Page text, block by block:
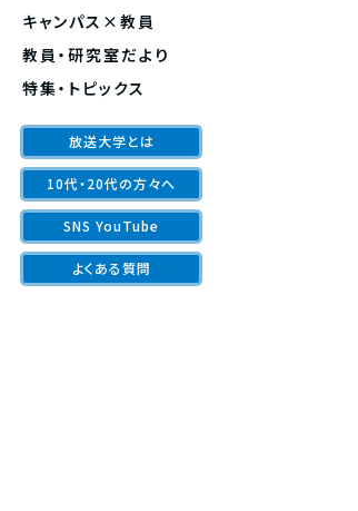
キャンパス×教員
教員・研究室だより
特集・トピックス
放送大学とは
10代・20代の方々へ
SNS YouTube
よくある質問